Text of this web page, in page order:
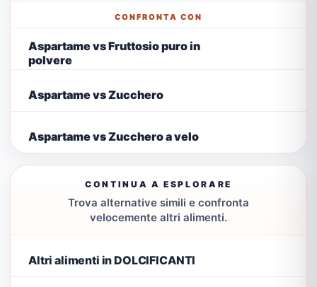
CONFRONTA CON
Aspartame vs Fruttosio puro in
polvere
Aspartame vs Zucchero
Aspartame vs Zucchero a velo
CONTINUA A ESPLORARE
Trova alternative simili e confronta
velocemente altri alimenti.
Altri alimenti in DOLCIFICANTI